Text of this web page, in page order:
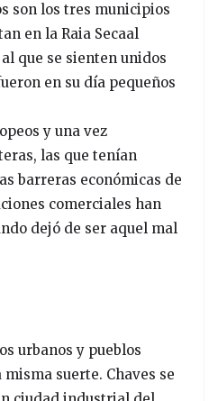
son los tres municipios
en la Raia Secaal
que se sienten unidos
en su día pequeños
y una vez
las que tenían
barreras económicas de
comerciales han
dejó de ser aquel mal
urbanos y pueblos
suerte. Chaves se